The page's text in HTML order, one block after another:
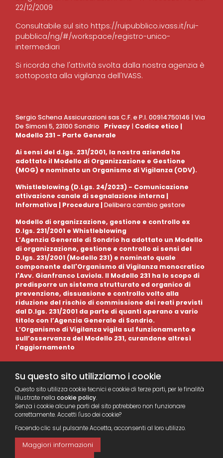
22/12/2009
Consultabile sul sito https://ruipubblico.ivass.it/rui-
pubblica/ng/#/workspace/registro-unico-
intermediari
Si ricorda che l'attività svolta dalla nostra agenzia è
sottoposta alla vigilanza dell'IVASS.
Sergio Schena Assicurazioni sas C.F. e P.I. 00914750146 | Via
De Simoni 5, 23100 Sondrio Privacy | Codice etico |
Modello 231 - Parte Generale
Ai sensi del d.lgs. 231/2001, la nostra azienda ha
adottato il Modello di Organizzazione e Gestione
(MOG) e nominato un Organismo di Vigilanza (ODV).
Whistleblowing (D.Lgs. 24/2023) - Comunicazione
attivazione canale di segnalazione interna |
Informativa | Procedura |Delibera cambio gestore
Modello di organizzazione, gestione e controllo ex
D.lgs. 231/2001 e Whistleblowing
L’Agenzia Generale di Sondrio ha adottato un Modello
di organizzazione, gestione e controllo ai sensi del
D.lgs. 231/2001 (Modello 231) e nominato quale
componente dell'Organismo di Vigilanza monocratico
l'Avv. Gianfranco Laviola. Il Modello 231 ha lo scopo di
predisporre un sistema strutturato ed organico di
prevenzione, dissuasione e controllo volto alla
riduzione del rischio di commissione dei reati previsti
dal D.lgs. 231/2001 da parte di quanti operano a vario
titolo con l’Agenzia Generale di Sondrio.
L’Organismo di Vigilanza vigila sul funzionamento e
sull’osservanza del Modello 231, curandone altresì
l'aggiornamento
Su questo sito utilizziamo i cookie
Questo sito utilizza cookie tecnici e cookie di terze parti, per le finalità
illustrate nellacookie policy.
Senza i cookie alcune parti del sito potrebbero non funzionare
correttamente. Accetti l'uso dei cookie?
Facendo clic sul pulsante Accetta, acconsenti al loro utilizzo.
Maggiori informazioni